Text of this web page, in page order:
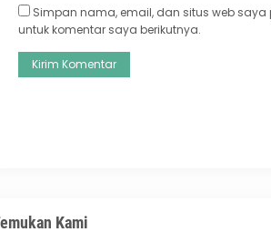
Simpan nama, email, dan situs web
untuk komentar saya berikutnya.
Kami